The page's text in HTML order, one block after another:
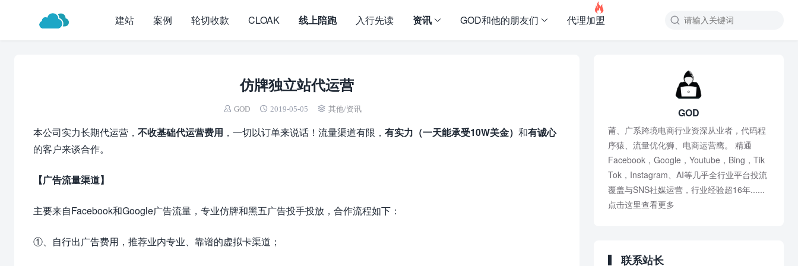
建站 案例 轮切收款 CLOAK 线上陪跑 入行先读 资讯 GOD和他的朋友们 代理加盟

仿牌独立站代运营
GOD 2019-05-05 其他/资讯
本公司实力长期代运营， 不收基础代运营费用 ，一切以订单来说话！流量渠道有限， 有实力（一天能承受10W美金） 和有诚心
的客户来谈合作。
【广告流量渠道】
主要来自Facebook和Google广告流量，专业仿牌和黑五广告投手投放，合作流程如下：
①、自行出广告费用，推荐业内专业、靠谱的虚拟卡渠道；
GOD
莆、广系跨境电商行业资深从业者，代码程
序猿、流量优化狮、电商运营鹰。 精通
Facebook，Google，Youtube，Bing，Tik
Tok，Instagram、AI等几乎全行业平台投流
覆盖与SNS社媒运营，行业经验超16年......
点击这里查看更多
联系站长